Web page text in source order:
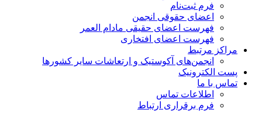
فرم ثبت‌نام
اعضای حقوقی انجمن
فهرست اعضای حقیقی مادام‌ العمر
فهرست اعضای افتخاری
مراکز مرتبط
انجمن‌های آکوستیک و ارتعاشات سایر کشورها
پست الکترونیک
تماس با ما
اطلاعات تماس
فرم برقراری ارتباط